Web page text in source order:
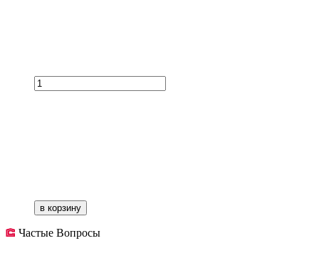
в корзину
Частые Вопросы